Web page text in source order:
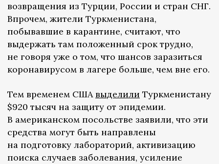
возвращения из Турции, России и стран СНГ.
Впрочем, жители Туркменистана,
побывавшие в карантине, считают, что
выдержать там положенный срок трудно,
не говоря уже о том, что шансов заразиться
коронавирусом в лагере больше, чем вне его.
Тем временем США выделили Туркменистану
$920 тысяч на защиту от эпидемии.
В американском посольстве заявили, что эти
средства могут быть направлены
на подготовку лабораторий, активизацию
поиска случаев заболевания, усиление